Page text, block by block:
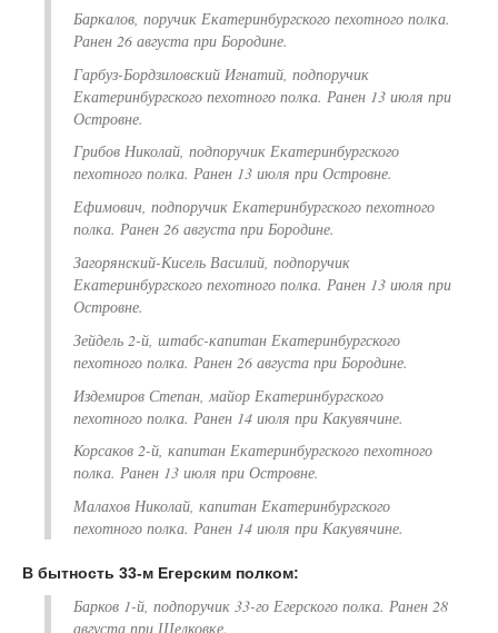
Баркалов, поручик Екатеринбургского пехотного полка.
Ранен 26 августа при Бородине.
Гарбуз-Бордзиловский Игнатий, подпоручик
Екатеринбургского пехотного полка. Ранен 13 июля при
Островне.
Грибов Николай, подпоручик Екатеринбургского
пехотного полка. Ранен 13 июля при Островне.
Ефимович, подпоручик Екатеринбургского пехотного
полка. Ранен 26 августа при Бородине.
Загорянский-Кисель Василий, подпоручик
Екатеринбургского пехотного полка. Ранен 13 июля при
Островне.
Зейдель 2-й, штабс-капитан Екатеринбургского
пехотного полка. Ранен 26 августа при Бородине.
Издемиров Степан, майор Екатеринбургского
пехотного полка. Ранен 14 июля при Какувячине.
Корсаков 2-й, капитан Екатеринбургского пехотного
полка. Ранен 13 июля при Островне.
Малахов Николай, капитан Екатеринбургского
пехотного полка. Ранен 14 июля при Какувячине.
В бытность 33-м Егерским полком:
Барков 1-й, подпоручик 33-го Егерского полка. Ранен 28
августа при Шелковке.